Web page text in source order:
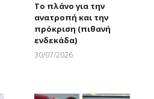
Το πλάνο για την
ανατροπή και την
πρόκριση (πιθανή
ενδεκάδα)
30/07/2026